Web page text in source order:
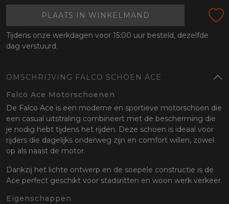
PLAATS IN WINKELMAND
Tijdens onze werkdagen voor 15:00 uur besteld, dezelfde
dag verstuurd.
OMSCHRIJVING FALCO SCHOEN ACE
Falco Ace Motorschoenen
De Falco Ace is een moderne en sportieve motorschoen die
een casual uitstraling combineert met de bescherming die
je nodig hebt tijdens het rijden. Deze schoen is ideaal voor
rijders die dagelijks onderweg zijn en comfort willen, zowel
op als naast de motor.
Dankzij het lichte ontwerp en de soepele constructie is de
Ace perfect geschikt voor stadsritten en woon werk verkeer.
Eigenschappen